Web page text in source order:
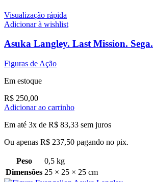
Visualização rápida
Adicionar à wishlist
Asuka Langley. Last Mission.
Figuras de Ação
Em estoque
R$ 250,00
Adicionar ao carrinho
Em até 3x de R$ 83,33 sem juros
Ou apenas R$ 237,50 pagando no pix.
Peso
0,5 kg
Dimensões 25 × 25 × 25 cm